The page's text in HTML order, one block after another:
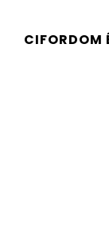
CIFORDOM